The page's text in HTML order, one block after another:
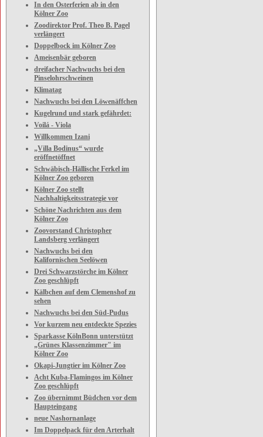
In den Osterferien ab in den
Kölner Zoo
Zoodirektor Prof. Theo B. Pagel
verlängert
Doppelbock im Kölner Zoo
Ameisenbär geboren
dreifacher Nachwuchs bei den
Pinselohrschweinen
Klimatag
Nachwuchs bei den Löwenäffchen
Kugelrund und stark gefährdet:
Voilá - Viola
Willkommen Izani
„Villa Bodinus“ wurde
eröffnetöffnet
Schwäbisch-Hällische Ferkel im
Kölner Zoo geboren
Kölner Zoo stellt
Nachhaltigkeitsstrategie vor
Schöne Nachrichten aus dem
Kölner Zoo
Zoovorstand Christopher
Landsberg verlängert
Nachwuchs bei den
Kalifornischen Seelöwen
Drei Schwarzstörche im Kölner
Zoo geschlüpft
Kälbchen auf dem Clemenshof zu
sehen
Nachwuchs bei den Süd-Pudus
Vor kurzem neu entdeckte Spezies
Sparkasse KölnBonn unterstützt
„Grünes Klassenzimmer" im
Kölner Zoo
Okapi-Jungtier im Kölner Zoo
Acht Kuba-Flamingos im Kölner
Zoo geschlüpft
Zoo übernimmt Büdchen vor dem
Haupteingang
neue Nashornanlage
Im Doppelpack für den Arterhalt